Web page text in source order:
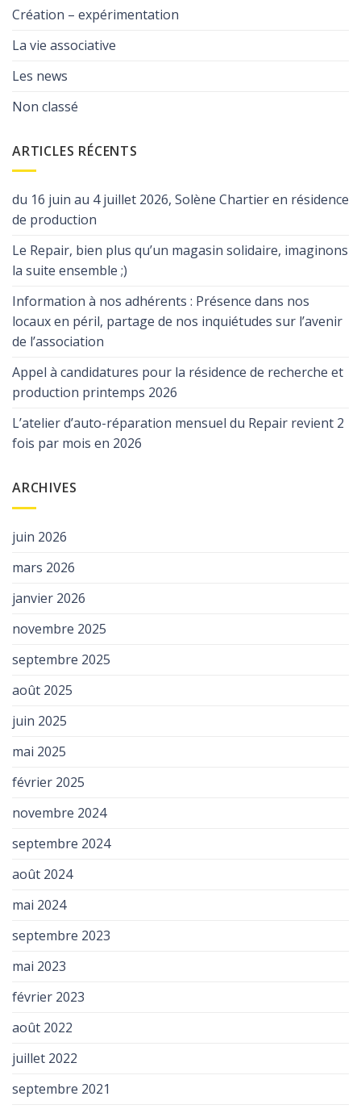
Création – expérimentation
La vie associative
Les news
Non classé
ARTICLES RÉCENTS
du 16 juin au 4 juillet 2026, Solène Chartier en résidence
de production
Le Repair, bien plus qu’un magasin solidaire, imaginons
la suite ensemble ;)
Information à nos adhérents : Présence dans nos
locaux en péril, partage de nos inquiétudes sur l’avenir
de l’association
Appel à candidatures pour la résidence de recherche et
production printemps 2026
L’atelier d’auto-réparation mensuel du Repair revient 2
fois par mois en 2026
ARCHIVES
juin 2026
mars 2026
janvier 2026
novembre 2025
septembre 2025
août 2025
juin 2025
mai 2025
février 2025
novembre 2024
septembre 2024
août 2024
mai 2024
septembre 2023
mai 2023
février 2023
août 2022
juillet 2022
septembre 2021